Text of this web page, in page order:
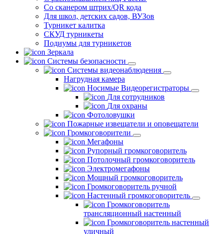
Со сканером штрих/QR кода
Для школ, детских садов, ВУЗов
Турникет калитка
СКУД турникеты
Подиумы для турникетов
Зеркала
Системы безопасности
Системы видеонаблюдения
Нагрудная камера
Носимые Видеорегистраторы
Для сотрудников
Для охраны
Фотоловушки
Пожарные извещатели и оповещатели
Громкоговорители
Мегафоны
Рупорный громкоговоритель
Потолочный громкоговоритель
Электромегафоны
Мощный громкоговоритель
Громкоговоритель ручной
Настенный громкоговоритель
Громкоговоритель
трансляционный настенный
Громкоговоритель настенный
уличный